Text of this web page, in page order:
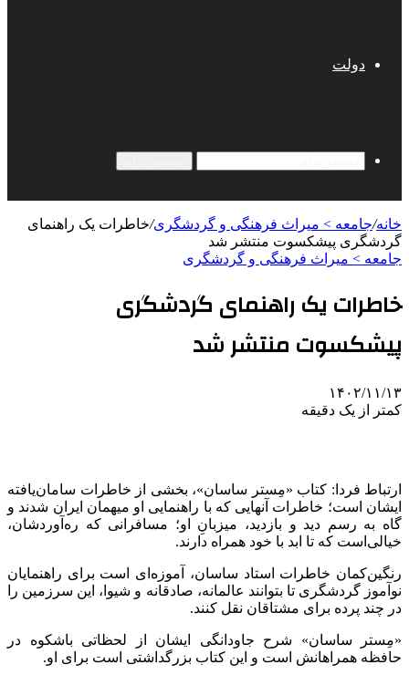
دولت
خانه/جامعه > میراث فرهنگی و گردشگری/خاطرات یک راهنمای
گردشگری پیشکسوت منتشر شد
جامعه > میراث فرهنگی و گردشگری
خاطرات یک راهنمای گردشگری
پیشکسوت منتشر شد
۱۴۰۲/۱۱/۱۳
کمتر از یک دقیقه
ارتباط فردا: کتاب «مِستر
ساسان»، بخشی از خاطرات سامان‌یافته
ایشان است؛ خاطرات آنهایی که با راهنمایی او میهمان ایران شدند و
گاه به رسم دید و بازدید، میزبانِ او؛ مسافرانی که ره‌آوردشان،
خیالی‌است که تا ابد با خود همراه دارند.
رنگین‌کمان خاطرات استاد ساسان، آموزه‌ای است برای راهنمایان
نوآموز گردشگری تا بتوانند عالمانه، صادقانه و شیوا، این سرزمین را
در چند پرده برای مشتاقان نقل کنند.
«مِستر
ساسان» شرح جاودانگی ایشان از لحظاتی باشکوه در
حافظه همراهانش است و این کتاب بزرگداشتی است برای او.